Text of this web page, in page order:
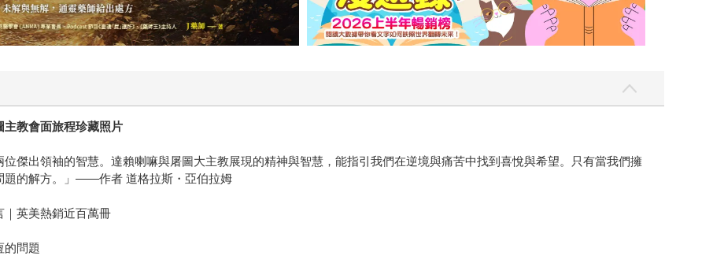
主教會面旅程珍藏照片
位傑出領袖的智慧。達賴喇嘛與屠圖大主教展現的精神與智慧，能指引我們在逆境與痛苦中找到喜悅與希望。只有當我們擁
題的解方。」——作者 道格拉斯・亞伯拉姆
｜英美熱銷近百萬冊
的問題